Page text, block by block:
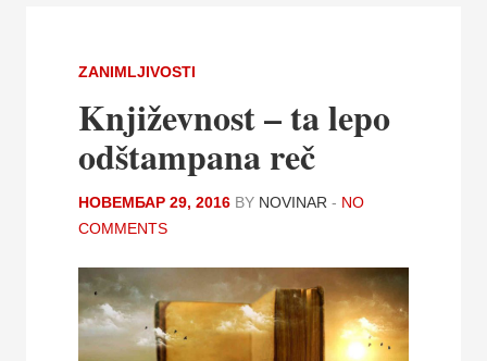
ZANIMLJIVOSTI
Književnost – ta lepo
odštampana reč
НОВЕМБАР 29, 2016 BY NOVINAR - NO
COMMENTS